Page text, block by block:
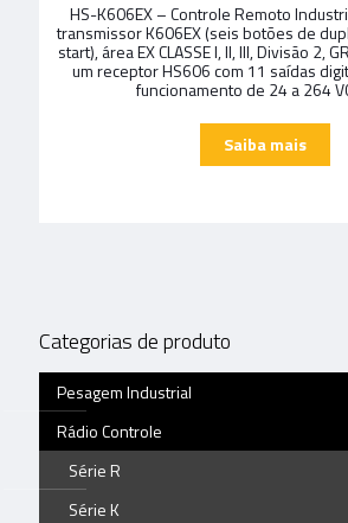
HS-K606EX – Controle Remoto
transmissor K606EX (seis botões de
start), área EX CLASSE I, II, III, Divisão 2,
um receptor HS606 com 11 saídas
funcionamento de 24 a 264
Categorias de produto
Pesagem Industrial
Rádio Controle
Série R
Série K